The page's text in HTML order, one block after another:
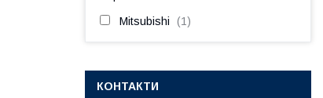
Mitsubishi 1
КОНТАКТИ